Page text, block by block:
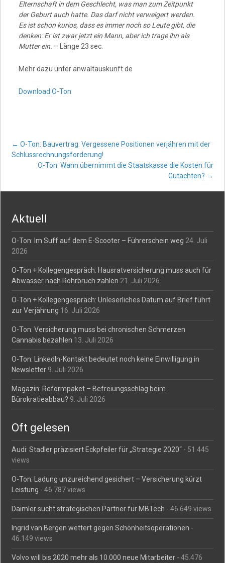
Elternschaft in dem Geschlecht, was man zum Zeitpunkt
der Geburt auch hatte. Das darf nicht verweigert werden.
Es ist schon kurios, dass es immer noch so Leute gibt, die
denken: Er ist zwar jetzt ein Mann, aber ich trage ihn als
Mutter ein. – Länge 23 sec.
Mehr dazu unter anwaltauskunft.de
Download O-Ton
Post
navigation
← O-Ton: Bauvertrag: Vergessene Positionen verjähren mit der
Schlussrechnungsforderung!
O-Ton: Wann übernimmt die Staatskasse die Kosten für
Gutachten? →
Aktuell
O-Ton: Im Suff auf dem E-Scooter – Führerschein weg 24. Juli
2026
O-Ton + Kollegengespräch: Hausratversicherung muss auch für
Abwasser nach Rohrbruch zahlen 21. Juli 2026
O-Ton + Kollegengespräch: Unleserliches Datum auf Brief führt
zur Verjährung 16. Juli 2026
O-Ton: Versicherung muss bei chronischen Schmerzen
Cannabis bezahlen 13. Juli 2026
O-Ton: LinkedIn-Kontakt bedeutet noch keine Einwilligung in
Newsletter 9. Juli 2026
Magazin: Reformpaket – Befreiungsschlag beim
Bürokratieabbau? 9. Juli 2026
Oft gelesen
Audi: Stadler präzisiert Eckpfeiler für „Strategie 2020“ - 51.445
views
O-Ton: Ladung unzureichend gesichert – Versicherung kürzt
Leistung - 46.787 views
Daimler sucht strategischen Partner für MBTech - 46.649 views
Ingrid van Bergen wettert gegen Schönheitsoperationen -
46.149 views
Volvo will bis 2020 mehr als 10.000 neue Mitarbeiter - 45.476